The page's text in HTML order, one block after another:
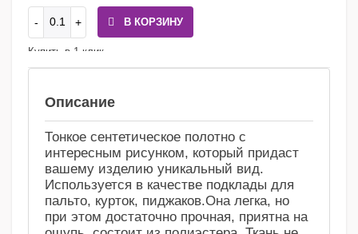
В КОРЗИНУ
Купить в 1 клик
Описание
Тонкое сентетическое полотно с
интересным рисунком, который придаст
вашему изделию уникальный вид.
Используется в качестве подклады для
пальто, курток, пиджаков.Она легка, но
при этом достаточно прочная, приятна на